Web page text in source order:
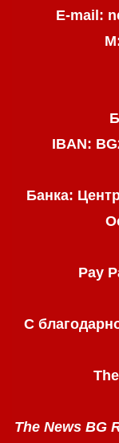
E-mail:
IBAN:
Банка:
Pay
С
The News BG